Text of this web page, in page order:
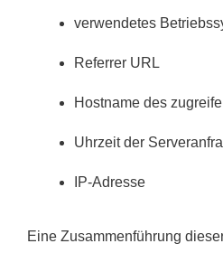
verwendetes
Referrer URL
Hostname des
Uhrzeit der
IP-Adresse
Eine Zusammenführung